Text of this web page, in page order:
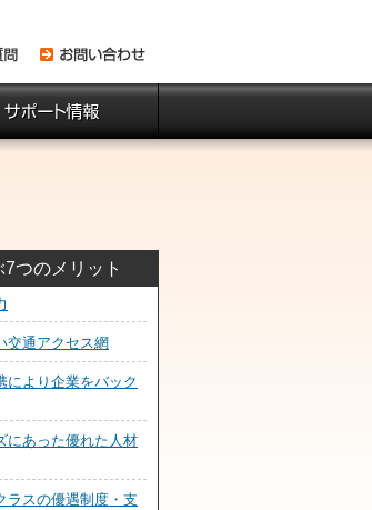
つのメリット
交通アクセス網
により企業をバック
にあった優れた人材
ラスの優遇制度・支